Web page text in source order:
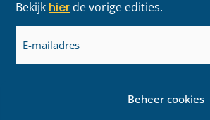
Beheer cookies
Bekijk hier de vorige edities.
E-
mailadres
(Vereist)